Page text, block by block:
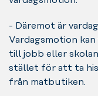
- Däremot är
Vardagsmotion
till jobb eller
stället för att ta
från matbutiken.